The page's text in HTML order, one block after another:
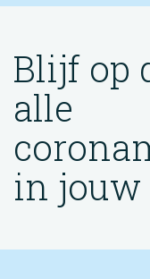
Blijf op
alle
in jouw